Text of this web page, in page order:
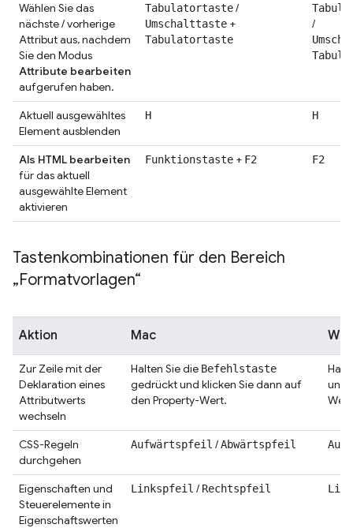
Wählen Sie das
nächste / vorherige
Attribut aus, nachdem
Sie den Modus
Attribute bearbeiten
aufgerufen haben.
Tabulatortaste/
Umschalttaste +
Tabulatortaste
/
Aktuell ausgewähltes
Element ausblenden
H H
Als HTML bearbeiten
für das aktuell
ausgewählte Element
aktivieren
Funktionstaste + F2 F2
Tastenkombinationen für den Bereich
„Formatvorlagen“
Aktion Mac
Zur Zeile mit der
Deklaration eines
Attributwerts
wechseln
Halten Sie die Befehlstaste
gedrückt und klicken Sie dann auf
den Property-Wert.
und
CSS-Regeln
durchgehen
Aufwärtspfeil /Abwärtspfeil
Eigenschaften und
Steuerelemente in
Eigenschaftswerten
Linkspfeil / Rechtspfeil